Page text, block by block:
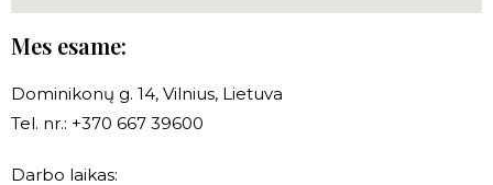
Mes esame:
Dominikonų g. 14, Vilnius, Lietuva
Tel. nr.: +370 667 39600
Darbo laikas: